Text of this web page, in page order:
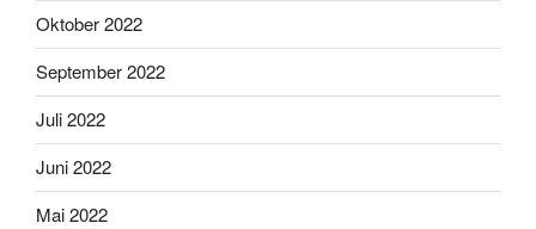
Oktober 2022
September 2022
Juli 2022
Juni 2022
Mai 2022